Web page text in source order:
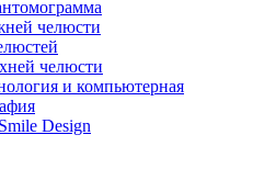
челюсти
челюсти
и компьютерная
Design